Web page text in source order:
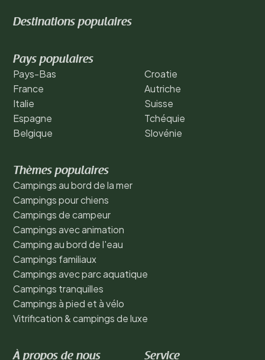
Destinations populaires
Pays populaires
Pays-Bas
France
Italie
Espagne
Belgique
Croatie
Autriche
Suisse
Tchéquie
Slovénie
Thèmes populaires
Campings au bord de la mer
Campings pour chiens
Campings de campeur
Campings avec animation
Camping au bord de l'eau
Campings familiaux
Campings avec parc aquatique
Campings tranquilles
Campings à pied et à vélo
Vitrification & campings de luxe
À propos de nous Service